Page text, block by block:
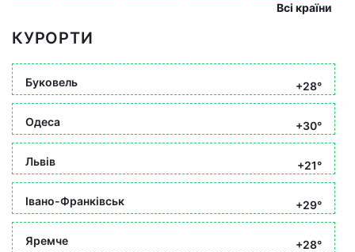
Всі країни
КУРОРТИ
Буковель +28°
Одеса +30°
Львів +21°
Івано-Франківськ +29°
Яремче +28°